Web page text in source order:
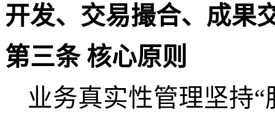
开发、交易撮合、 成果
第三条 核心原则
业务真实性管理坚持“